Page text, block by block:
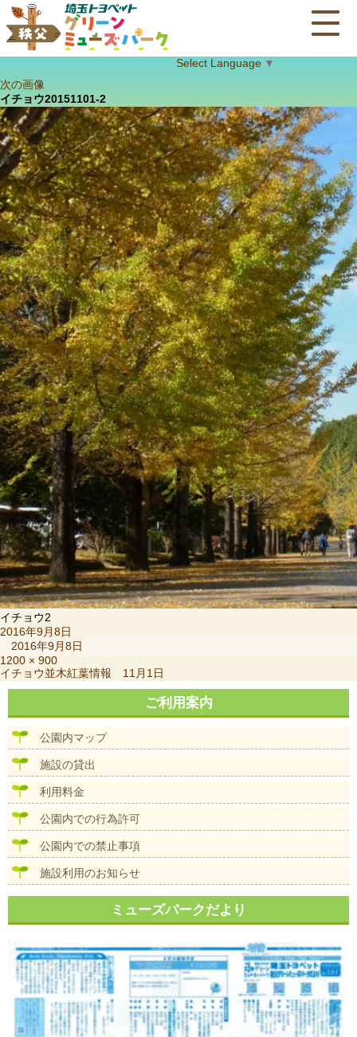
Select Language ▼
次の画像
イチョウ20151101-2
イチョウ2
投
日:
2016年9月8日
2016年9月8日
フ
ル
サ
ズ
1200 × 900
投
稿
ビ
イチョウ並木紅葉情報 11月1日
ご利用案内
公園内マップ
施設の貸出
利用料金
公園内での行為許可
公園内での禁止事項
施設利用のお知らせ
ミューズパークだより